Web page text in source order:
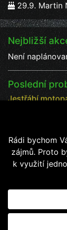
29.9. Martin
Nejbližší
Není
Poslední
Jestřábí
Jestřábí
Čas: 17:00
Místo:Jestřábí
soutěže,
Rádi bychom
zájmů. Proto
k využití